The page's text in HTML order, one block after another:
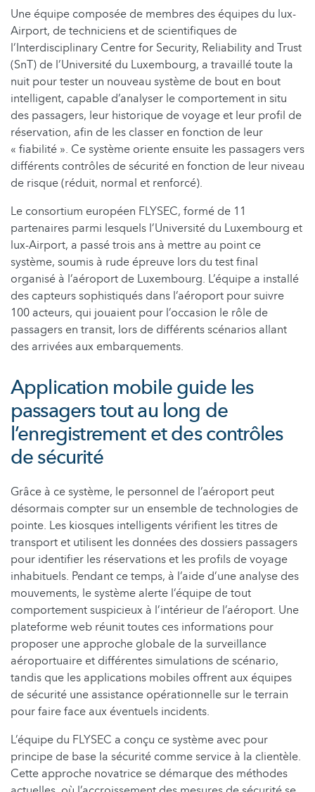
Une équipe composée de membres des équipes du lux-
Airport, de techniciens et de scientifiques de
l’Interdisciplinary Centre for Security, Reliability and Trust
(SnT) de l’Université du Luxembourg, a travaillé toute la
nuit pour tester un nouveau système de bout en bout
intelligent, capable d’analyser le comportement in situ
des passagers, leur historique de voyage et leur profil de
réservation, afin de les classer en fonction de leur
« fiabilité ». Ce système oriente ensuite les passagers vers
différents contrôles de sécurité en fonction de leur niveau
de risque (réduit, normal et renforcé).
Le consortium européen FLYSEC, formé de 11
partenaires parmi lesquels l’Université du Luxembourg et
lux-Airport, a passé trois ans à mettre au point ce
système, soumis à rude épreuve lors du test final
organisé à l’aéroport de Luxembourg. L’équipe a installé
des capteurs sophistiqués dans l’aéroport pour suivre
100 acteurs, qui jouaient pour l’occasion le rôle de
passagers en transit, lors de différents scénarios allant
des arrivées aux embarquements.
Application mobile guide les
passagers tout au long de
l’enregistrement et des contrôles
de sécurité
Grâce à ce système, le personnel de l’aéroport peut
désormais compter sur un ensemble de technologies de
pointe. Les kiosques intelligents vérifient les titres de
transport et utilisent les données des dossiers passagers
pour identifier les réservations et les profils de voyage
inhabituels. Pendant ce temps, à l’aide d’une analyse des
mouvements, le système alerte l’équipe de tout
comportement suspicieux à l’intérieur de l’aéroport. Une
plateforme web réunit toutes ces informations pour
proposer une approche globale de la surveillance
aéroportuaire et différentes simulations de scénario,
tandis que les applications mobiles offrent aux équipes
de sécurité une assistance opérationnelle sur le terrain
pour faire face aux éventuels incidents.
L’équipe du FLYSEC a conçu ce système avec pour
principe de base la sécurité comme service à la clientèle.
Cette approche novatrice se démarque des méthodes